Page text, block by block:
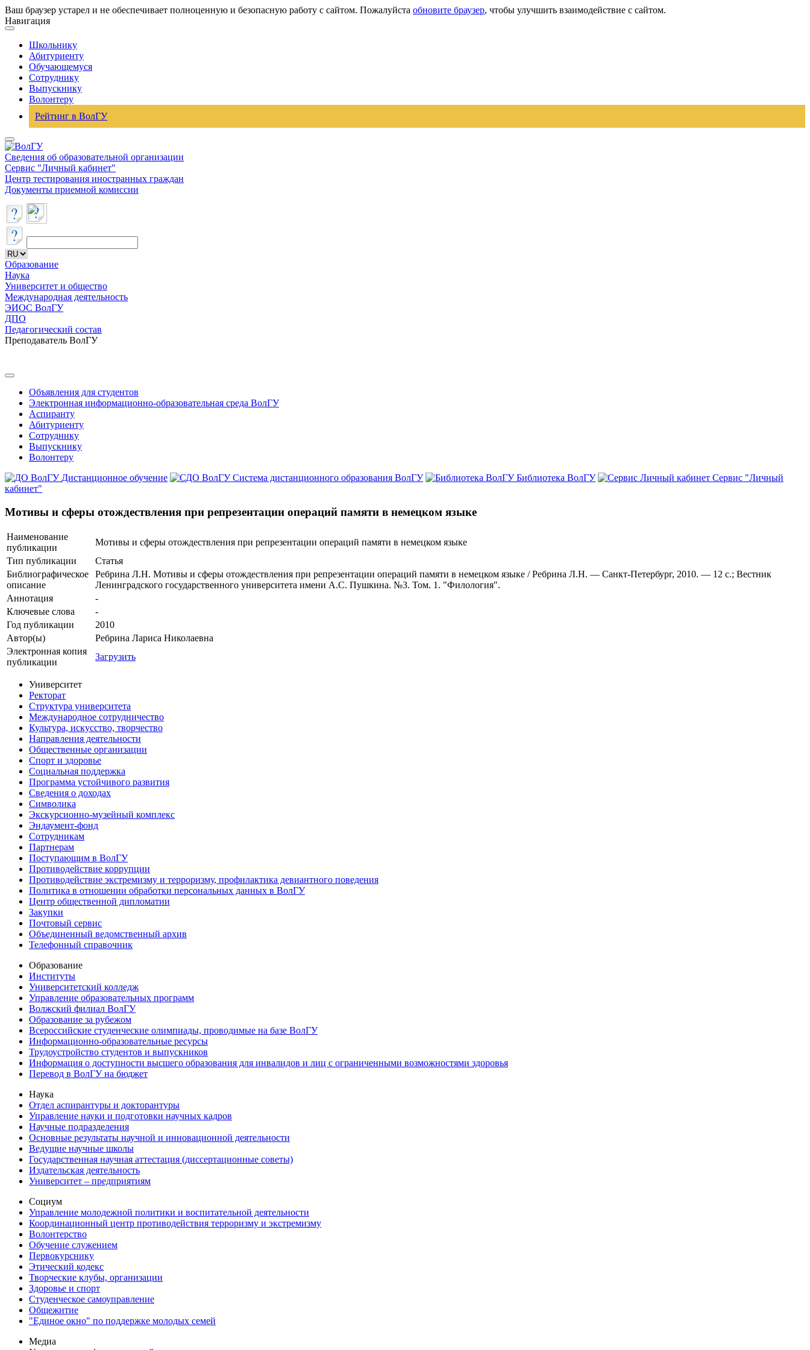
Ваш браузер устарел и не обеспечивает полноценную и безопасную работу с сайтом. Пожалуйста обновите браузер, чтобы улучшить взаимодействие с сайтом.
Навигация
Школьнику
Абитуриенту
Обучающемуся
Сотруднику
Выпускнику
Волонтеру
Рейтинг в ВолГУ
Сведения об образовательной организации
Сервис "Личный кабинет"
Центр тестирования иностранных граждан
Документы приемной комиссии
Образование
Наука
Университет и общество
Международная деятельность
ЭИОС ВолГУ
ДПО
Педагогический состав
Преподаватель ВолГУ
Объявления для студентов
Электронная информационно-образовательная среда ВолГУ
Аспиранту
Абитуриенту
Сотруднику
Выпускнику
Волонтеру
Дистанционное обучение
Система дистанционного образования ВолГУ Библиотека ВолГУ
Сервис "Личный
кабинет"
Мотивы и сферы отождествления при репрезентации операций памяти в немецком языке
Наименование
публикации
Мотивы и сферы отождествления при репрезентации операций памяти в немецком языке
Тип публикации
Статья
Библиографическое
описание
Ребрина Л.Н. Мотивы и сферы отождествления при репрезентации операций памяти в немецком языке / Ребрина Л.Н. — Санкт-Петербург, 2010. — 12 с.; Вестник
Ленинградского государственного университета имени А.С. Пушкина. №3. Том. 1. "Филология".
Аннотация
-
Ключевые cлова
-
Год публикации
2010
Автор(ы)
Ребрина Лариса Николаевна
Электронная копия
публикации
Загрузить
Университет
Ректорат
Структура университета
Международное сотрудничество
Культура, искусство, творчество
Направления деятельности
Общественные организации
Спорт и здоровье
Социальная поддержка
Программа устойчивого развития
Сведения о доходах
Символика
Экскурсионно-музейный комплекс
Эндаумент-фонд
Сотрудникам
Партнерам
Поступающим в ВолГУ
Противодействие коррупции
Противодействие экстремизму и терроризму, профилактика девиантного поведения
Политика в отношении обработки персональных данных в ВолГУ
Центр общественной дипломатии
Закупки
Почтовый сервис
Объединенный ведомственный архив
Телефонный справочник
Образование
Институты
Университетский колледж
Управление образовательных программ
Волжский филиал ВолГУ
Образование за рубежом
Всероссийские студенческие олимпиады, проводимые на базе ВолГУ
Информационно-образовательные ресурсы
Трудоустройство студентов и выпускников
Информация о доступности высшего образования для инвалидов и лиц с ограниченными возможностями здоровья
Перевод в ВолГУ на бюджет
Наука
Отдел аспирантуры и докторантуры
Управление науки и подготовки научных кадров
Научные подразделения
Основные результаты научной и инновационной деятельности
Ведущие научные школы
Государственная научная аттестация (диссертационные советы)
Издательская деятельность
Университет – предприятиям
Социум
Управление молодежной политики и воспитательной деятельности
Координационный центр противодействия терроризму и экстремизму
Волонтерство
Обучение служением
Первокурснику
Этический кодекс
Творческие клубы, организации
Здоровье и спорт
Студенческое самоуправление
Общежитие
"Единое окно" по поддержке молодых семей
Медиа